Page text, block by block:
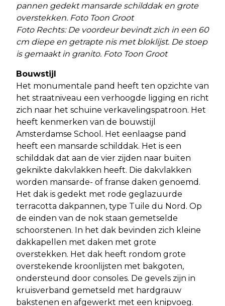
pannen gedekt mansarde schilddak en grote
overstekken. Foto Toon Groot
Foto Rechts: De voordeur bevindt zich in een 60
cm diepe en getrapte nis met bloklijst. De stoep
is gemaakt in granito. Foto Toon Groot
Bouwstijl
Het monumentale pand heeft ten opzichte van
het straatniveau een verhoogde ligging en richt
zich naar het schuine verkavelingspatroon. Het
heeft kenmerken van de bouwstijl
Amsterdamse School. Het eenlaagse pand
heeft een mansarde schilddak. Het is een
schilddak dat aan de vier zijden naar buiten
geknikte dakvlakken heeft. Die dakvlakken
worden mansarde- of franse daken genoemd.
Het dak is gedekt met rode geglazuurde
terracotta dakpannen, type Tuile du Nord. Op
de einden van de nok staan gemetselde
schoorstenen. In het dak bevinden zich kleine
dakkapellen met daken met grote
overstekken. Het dak heeft rondom grote
overstekende kroonlijsten met bakgoten,
ondersteund door consoles. De gevels zijn in
kruisverband gemetseld met hardgrauw
bakstenen en afgewerkt met een knipvoeg.